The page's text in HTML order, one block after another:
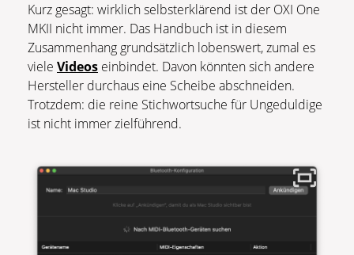
Kurz gesagt: wirklich selbsterklärend ist der OXI One
MKII nicht immer. Das Handbuch ist in diesem
Zusammenhang grundsätzlich lobenswert, zumal es
viele Videos einbindet. Davon könnten sich andere
Hersteller durchaus eine Scheibe abschneiden.
Trotzdem: die reine Stichwortsuche für Ungeduldige
ist nicht immer zielführend.